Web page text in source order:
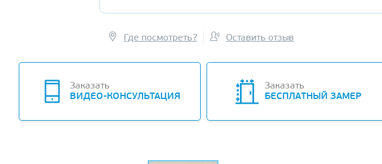
Где посмотреть? Оставить отзыв
Заказать
ВИДЕО-КОНСУЛЬТАЦИЯ
Заказать
БЕСПЛАТНЫЙ ЗАМЕР